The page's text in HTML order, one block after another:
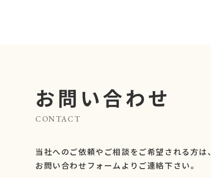
お問い合わせ
CONTACT
当社へのご依頼やご相談をご希望される方は、
お問い合わせフォームよりご連絡下さい。